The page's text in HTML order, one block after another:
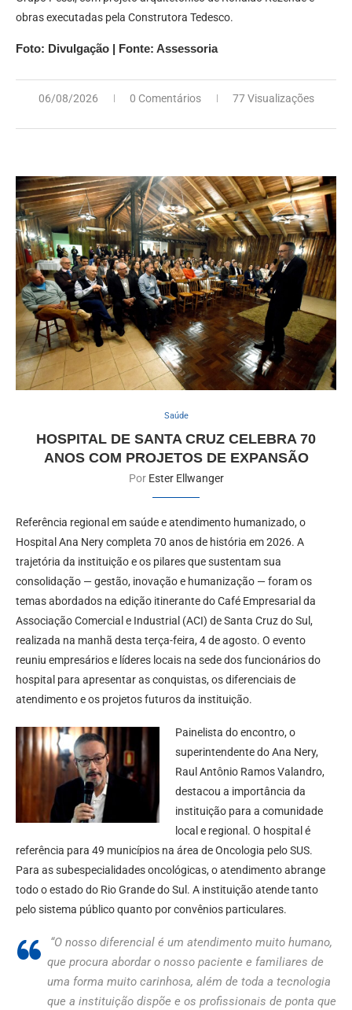
obras executadas pela Construtora Tedesco.
Foto: Divulgação | Fonte: Assessoria
06/08/2026 0 Comentários 77 Visualizações
Saúde
HOSPITAL DE SANTA CRUZ CELEBRA 70
ANOS COM PROJETOS DE EXPANSÃO
Por Ester Ellwanger
Referência regional em saúde e atendimento humanizado, o
Hospital Ana Nery completa 70 anos de história em 2026. A
trajetória da instituição e os pilares que sustentam sua
consolidação — gestão, inovação e humanização — foram os
temas abordados na edição itinerante do Café Empresarial da
Associação Comercial e Industrial (ACI) de Santa Cruz do Sul,
realizada na manhã desta terça-feira, 4 de agosto. O evento
reuniu empresários e líderes locais na sede dos funcionários do
hospital para apresentar as conquistas, os diferenciais de
atendimento e os projetos futuros da instituição.
Painelista do encontro, o
superintendente do Ana Nery,
Raul Antônio Ramos Valandro,
destacou a importância da
instituição para a comunidade
local e regional. O hospital é
referência para 49 municípios na área de Oncologia pelo SUS.
Para as subespecialidades oncológicas, o atendimento abrange
todo o estado do Rio Grande do Sul. A instituição atende tanto
pelo sistema público quanto por convênios particulares.
“O nosso diferencial é um atendimento muito humano,
que procura abordar o nosso paciente e familiares de
uma forma muito carinhosa, além de toda a tecnologia
que a instituição dispõe e os profissionais de ponta que